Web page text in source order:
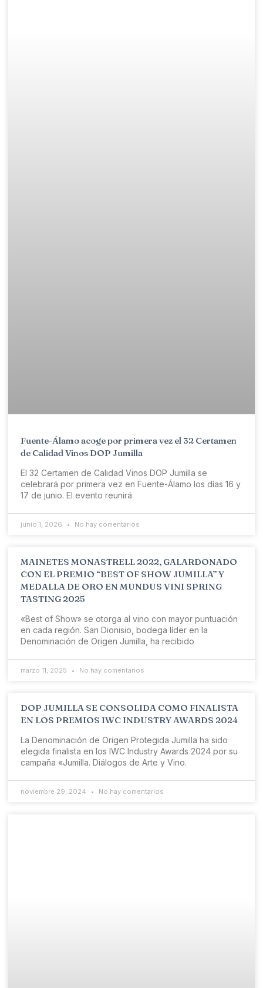
Fuente-Álamo acoge por primera vez el 32 Certamen
de Calidad Vinos DOP Jumilla
El 32 Certamen de Calidad Vinos DOP Jumilla se
celebrará por primera vez en Fuente-Álamo los días 16 y
17 de junio. El evento reunirá
junio 1, 2026 No hay comentarios
MAINETES MONASTRELL 2022, GALARDONADO
CON EL PREMIO “BEST OF SHOW JUMILLA” Y
MEDALLA DE ORO EN MUNDUS VINI SPRING
TASTING 2025
«Best of Show» se otorga al vino con mayor puntuación
en cada región. San Dionisio, bodega líder en la
Denominación de Origen Jumilla, ha recibido
marzo 11, 2025 No hay comentarios
DOP JUMILLA SE CONSOLIDA COMO FINALISTA
EN LOS PREMIOS IWC INDUSTRY AWARDS 2024
La Denominación de Origen Protegida Jumilla ha sido
elegida finalista en los IWC Industry Awards 2024 por su
campaña «Jumilla. Diálogos de Arte y Vino.
noviembre 29, 2024 No hay comentarios